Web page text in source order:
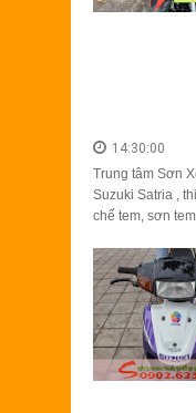
14:30:00
Trung tâm Sơn
Suzuki Satria ,
chế tem, sơn